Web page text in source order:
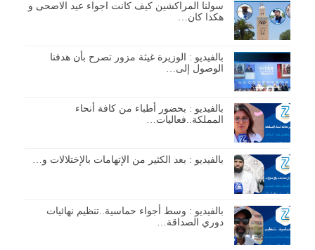
سولنا المراكشين كيف كانت اجواء عيد الاضحى و
هكذا كان…
بالفيديو : الوزيرة غيثة مزور تصرح بأن هدفنا
الوصول إلى…
بالفيديو : بحضور أطباء من كافة أنحاء
المملكة..فعاليات…
بالفيديو : بعد الكثير من الإتهامات بالإختلالات و…
بالفيديو : وسط أجواء حماسية..تنظيم نهائيات
دوري الصداقة…